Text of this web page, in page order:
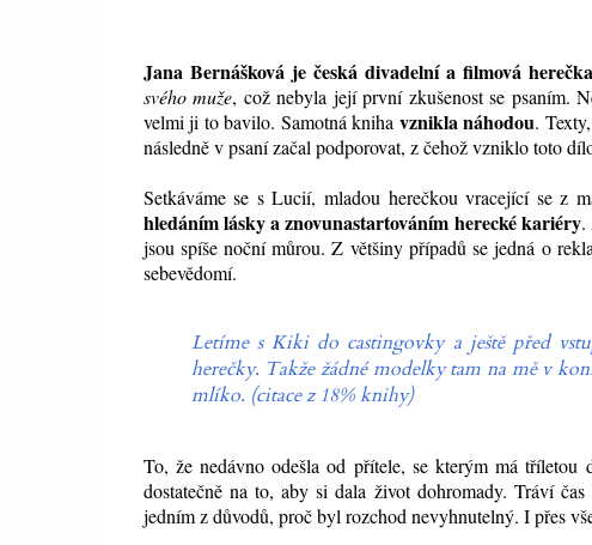
Jana Bernášková je česká divadelní a filmová herečka
svého muže, což nebyla její první zkušenost se psaním.
velmi ji to bavilo. Samotná kniha vznikla náhodou.
následně v psaní začal podporovat, z čehož vzniklo toto
Setkáváme se s Lucií, mladou herečkou vracející se z
hledáním lásky a znovunastartováním herecké kariéry.
jsou spíše noční můrou. Z většiny případů se jedná o
sebevědomí.
Letíme s Kiki do castingovky a ještě před
herečky. Takže žádné modelky tam na mě v
mlíko. (citace z 18% knihy)
To, že nedávno odešla od přítele, se kterým má
dostatečně na to, aby si dala život dohromady. Tráví
jedním z důvodů, proč byl rozchod nevyhnutelný. I přes